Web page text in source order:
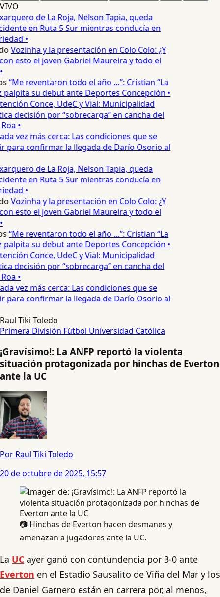
VIVO
de La Roja, Nelson Tapia, queda
en Ruta 5 Sur mientras conducía en
•
Vozinha y la presentación en Colo Colo: ¿Y
esto el joven Gabriel Maureira y todo el
“Me reventaron todo el año …”: Cristian “La
su debut ante Deportes Concepción •
Conce, UdeC y Vial: Municipalidad
decisión por “sobrecarga” en cancha del
•
vez más cerca: Las condiciones que se
para confirmar la llegada de Darío Osorio al
de La Roja, Nelson Tapia, queda
en Ruta 5 Sur mientras conducía en
•
Vozinha y la presentación en Colo Colo: ¿Y
esto el joven Gabriel Maureira y todo el
“Me reventaron todo el año …”: Cristian “La
su debut ante Deportes Concepción •
Conce, UdeC y Vial: Municipalidad
decisión por “sobrecarga” en cancha del
•
vez más cerca: Las condiciones que se
para confirmar la llegada de Darío Osorio al
Raul Tiki Toledo
Primera División Fútbol Universidad Católica
¡Gravísimo!: La ANFP reportó la violenta
situación protagonizada por hinchas de Everton
ante la UC
Por Raul Tiki Toledo
20 de octubre de 2025, 15:57
📷 Hinchas de Everton hacen desmanes y
amenazan a jugadores ante la UC.
La UC ayer ganó con contundencia por 3-0 ante
Everton en el Estadio Sausalito de Viña del Mar y los
de Daniel Garnero están en carrera por, al menos,